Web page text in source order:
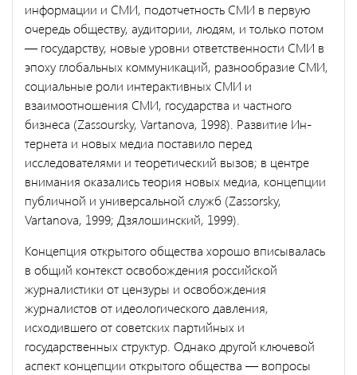
информации и СМИ, подотчетность СМИ в первую
очередь обществу, аудитории, людям, и только потом
— государству, новые уровни ответственности СМИ в
эпоху глобальных коммуникаций, разнообразие СМИ,
соци­альные роли интерактивных СМИ и
взаимоотношения СМИ, госу­дарства и частного
бизнеса (Zassoursky, Vartanova, 1998). Развитие Ин­
тернета и новых медиа поставило перед
исследователями и теоретический вызов; в центре
внимания оказались теория новых ме­диа, концепции
публичной и универсальной служб (Zassorsky,
Vartanova, 1999; Дзялошинский, 1999).
Концепция открытого общества хорошо вписывалась
в общий контекст освобождения российской
журналистики от цензуры и ос­вобождения
журналистов от идеологического давления,
исходившего от советских партийных и
государственных структур. Однако другой ключевой
аспект концепции открытого общества — вопросы